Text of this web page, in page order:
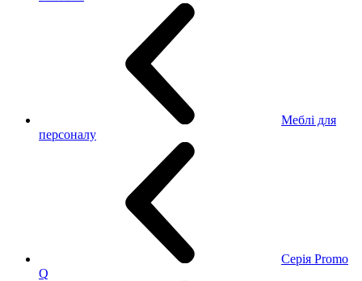
Меблі для
персоналу
Серія Promo
Q